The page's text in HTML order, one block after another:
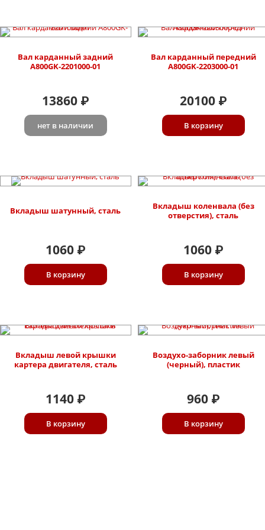
Вал карданный задний
A800GK-2201000-01
13860 ₽
нет в наличии
Вал карданный передний
A800GK-2203000-01
20100 ₽
В корзину
Вкладыш шатунный, сталь
1060 ₽
В корзину
Вкладыш коленвала (без
отверстия), сталь
1060 ₽
В корзину
Вкладыш левой крышки
картера двигателя, сталь
1140 ₽
В корзину
Воздухо-заборник левый
(черный), пластик
960 ₽
В корзину